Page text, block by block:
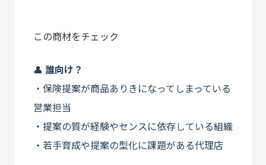
この商材をチェック
👤 誰向け？
・保険提案が商品ありきになってしまっている
営業担当
・提案の質が経験やセンスに依存している組織
・若手育成や提案の型化に課題がある代理店